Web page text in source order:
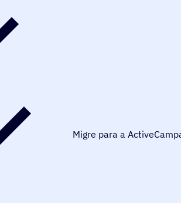
Migre para a